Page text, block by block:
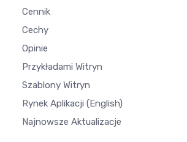
Cennik
Cechy
Opinie
Przykładami Witryn
Szablony Witryn
Rynek Aplikacji (English)
Najnowsze Aktualizacje